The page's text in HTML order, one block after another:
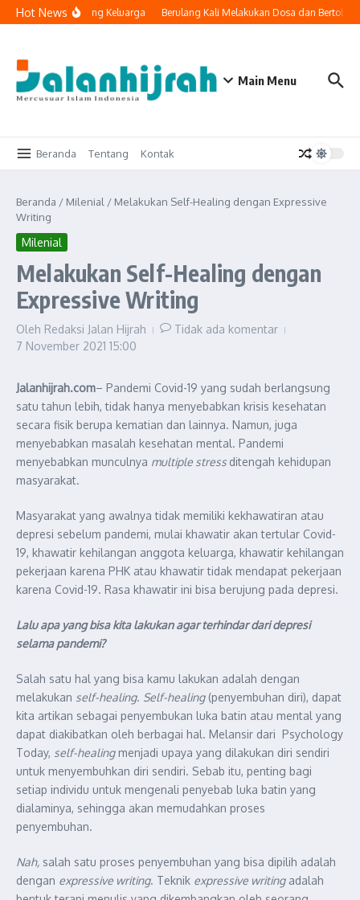
Lewati ke konten
Hot News
Masuk ke Ruang Keluarga Berulang Kali Melakukan Dosa dan
Main Menu
Beranda Tentang Kontak
Beranda / Milenial / Melakukan Self-Healing dengan Expressive
Writing
Milenial
Melakukan Self-Healing dengan
Expressive Writing
Oleh Redaksi Jalan Hijrah
Tidak ada komentar
7 November 2021 15:00
Jalanhijrah.com– Pandemi Covid-19 yang sudah berlangsung
satu tahun lebih, tidak hanya menyebabkan krisis kesehatan
secara fisik berupa kematian dan lainnya. Namun, juga
menyebabkan masalah kesehatan mental. Pandemi
menyebabkan munculnya multiple stress ditengah kehidupan
masyarakat.
Masyarakat yang awalnya tidak memiliki kekhawatiran atau
depresi sebelum pandemi, mulai khawatir akan tertular Covid-
19, khawatir kehilangan anggota keluarga, khawatir kehilangan
pekerjaan karena PHK atau khawatir tidak mendapat pekerjaan
karena Covid-19. Rasa khawatir ini bisa berujung pada depresi.
Lalu apa yang bisa kita lakukan agar terhindar dari depresi
selama pandemi?
Salah satu hal yang bisa kamu lakukan adalah dengan
melakukan self-healing. Self-healing(penyembuhan diri), dapat
kita artikan sebagai penyembukan luka batin atau mental yang
dapat diakibatkan oleh berbagai hal. Melansir dari Psychology
Today, self-healingmenjadi upaya yang dilakukan diri sendiri
untuk menyembuhkan diri sendiri. Sebab itu, penting bagi
setiap individu untuk mengenali penyebab luka batin yang
dialaminya, sehingga akan memudahkan proses
penyembuhan.
Nah, salah satu proses penyembuhan yang bisa dipilih adalah
dengan expressive writing. Teknik expressive writingadalah